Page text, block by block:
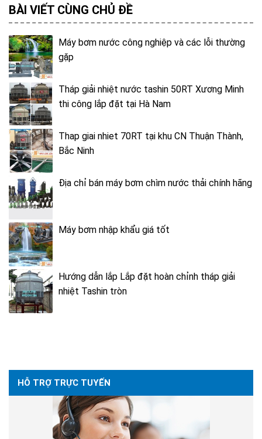
BÀI VIẾT CÙNG CHỦ ĐỀ
Máy bơm nước công nghiệp và các lỗi thường
gặp
Tháp giải nhiệt nước tashin 50RT Xương Minh
thi công lắp đặt tại Hà Nam
Thap giai nhiet 70RT tại khu CN Thuận Thành,
Bắc Ninh
Địa chỉ bán máy bơm chìm nước thải chính hãng
Máy bơm nhập khẩu giá tốt
Hướng dẫn lắp Lắp đặt hoàn chỉnh tháp giải
nhiệt Tashin tròn
HỖ TRỢ TRỰC TUYẾN